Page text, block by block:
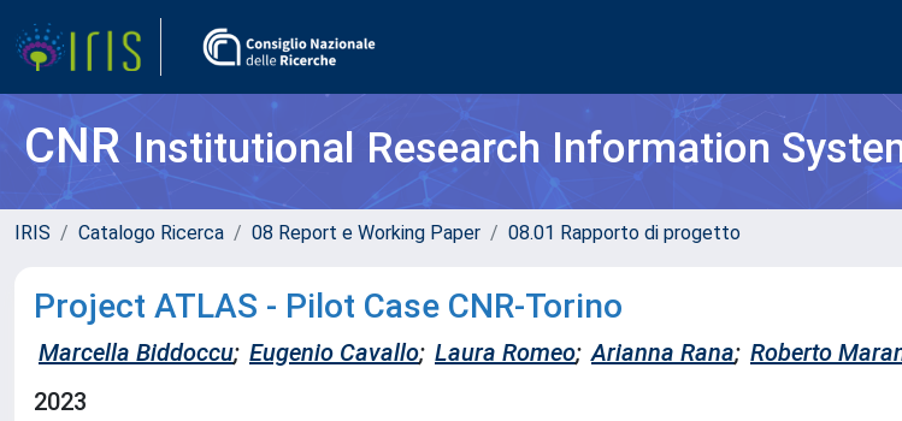
CNRInstitutional Research Information
IRIS Catalogo Ricerca 08 Report e Working Paper 08.01 Rapporto di progetto
Project ATLAS - Pilot Case CNR-Torino
Marcella Biddoccu; Eugenio Cavallo; Laura Romeo; Arianna Rana; Roberto
2023